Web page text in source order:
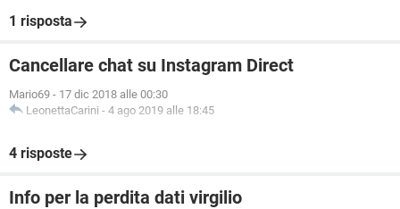
1 risposta
Cancellare chat su Instagram Direct
Mario69 - 17 dic 2018 alle 00:30
LeonettaCarini - 4 ago 2019 alle 18:45
4 risposte
Info per la perdita dati virgilio